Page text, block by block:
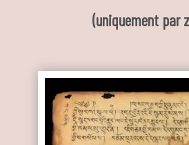
(uniquement par